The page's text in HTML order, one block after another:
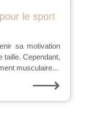
le sport
sa motivation
taille. Cependant,
musculaire...
⟶